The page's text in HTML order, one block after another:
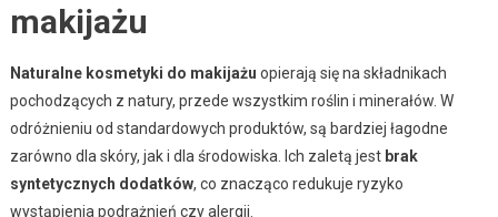
makijażu
Naturalne kosmetyki do makijażu opierają się na składnikach
pochodzących z natury, przede wszystkim roślin i minerałów. W
odróżnieniu od standardowych produktów, są bardziej łagodne
zarówno dla skóry, jak i dla środowiska. Ich zaletą jest brak
syntetycznych dodatków, co znacząco redukuje ryzyko
wystąpienia podrażnień czy alergii.